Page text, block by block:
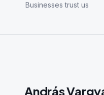
Businesses trust us
András